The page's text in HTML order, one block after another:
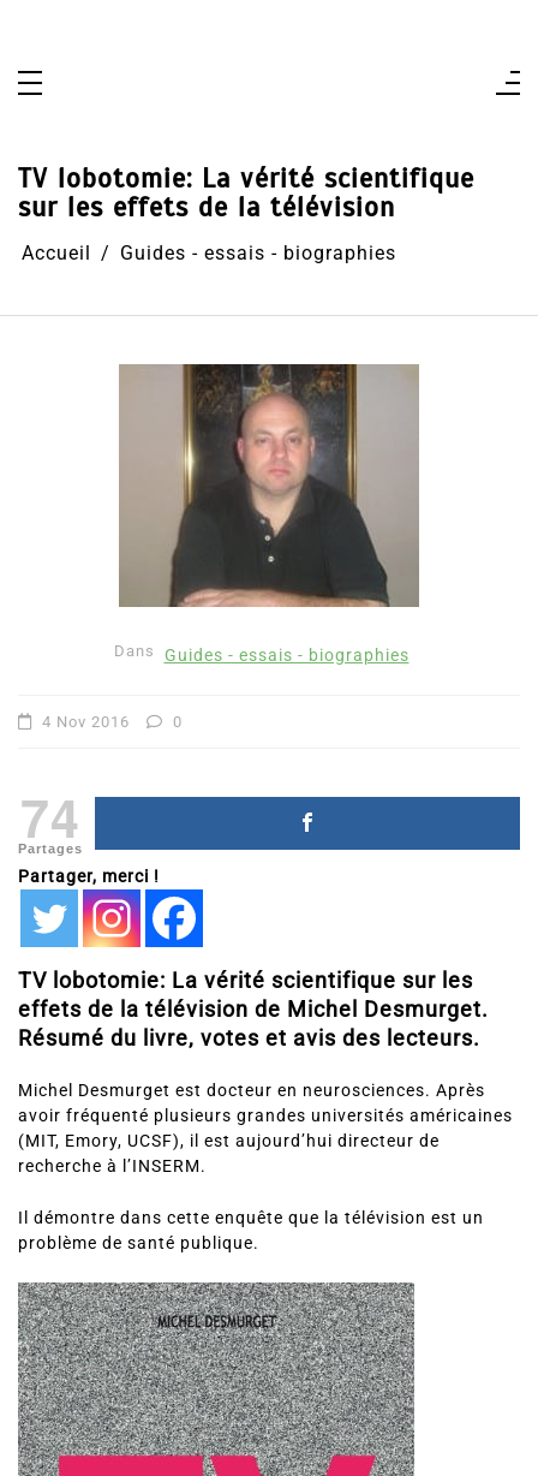
TV lobotomie: La vérité scientifique
sur les effets de la télévision
Accueil Guides - essais - biographies
Dans Guides - essais - biographies
4 Nov 2016 0
74
Partages
Partager, merci !
TV lobotomie: La vérité scientifique sur les
effets de la télévision de Michel Desmurget.
Résumé du livre, votes et avis des lecteurs.
Michel Desmurget est docteur en neurosciences. Après
avoir fréquenté plusieurs grandes universités américaines
(MIT, Emory, UCSF), il est aujourd’hui directeur de
recherche à l’INSERM.
Il démontre dans cette enquête que la télévision est un
problème de santé publique.